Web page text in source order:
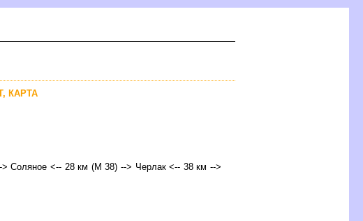
КАРТА
Соляное <-- 28 км (М 38) --> Черлак <-- 38 км -->